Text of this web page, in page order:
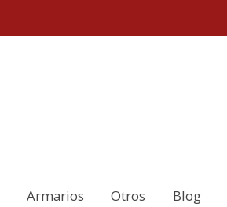
Armarios Otros Blog